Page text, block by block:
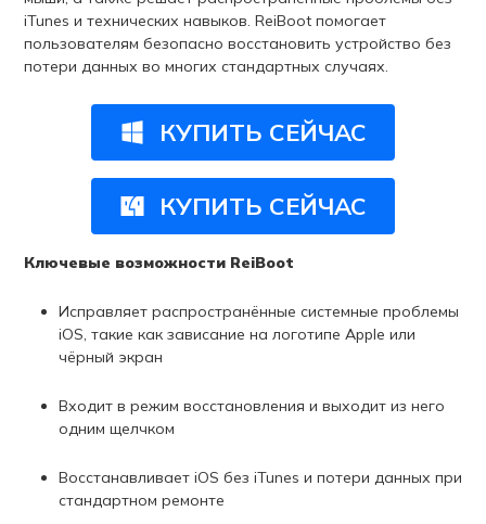
iTunes и технических навыков. ReiBoot помогает
пользователям безопасно восстановить устройство без
потери данных во многих стандартных случаях.
КУПИТЬ СЕЙЧАС
КУПИТЬ СЕЙЧАС
Ключевые возможности ReiBoot
Исправляет распространённые системные проблемы
iOS, такие как зависание на логотипе Apple или
чёрный экран
Входит в режим восстановления и выходит из него
одним щелчком
Восстанавливает iOS без iTunes и потери данных при
стандартном ремонте